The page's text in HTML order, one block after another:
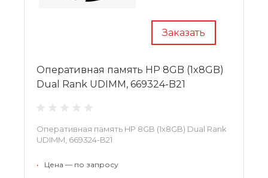
Заказать
Оперативная память HP 8GB (1x8GB)
Dual Rank UDIMM, 669324-B21
Оперативная память HP 8GB (1x8GB) Dual Rank
UDIMM, 669324-B21
• Цена — по запросу